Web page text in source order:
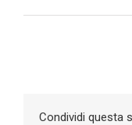
Condividi questa